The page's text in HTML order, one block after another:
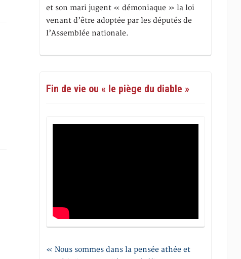
et son mari jugent « démoniaque » la loi
venant d’être adoptée par les députés de
l’Assemblée nationale.
Fin de vie ou « le piège du diable »
« Nous sommes dans la pensée athée et